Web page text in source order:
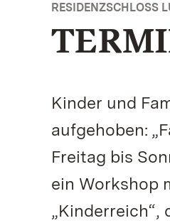
RESIDENZSCHLOSS
Kinder und
aufgehoben:
Freitag bis
ein Workshop
„Kinderreich“,